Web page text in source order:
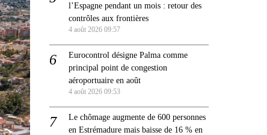
l’Espagne pendant un mois : retour des
contrôles aux frontières
4 août 2026 09:57
Eurocontrol désigne Palma comme
principal point de congestion
aéroportuaire en août
4 août 2026 09:53
Le chômage augmente de 600 personnes
en Estrémadure mais baisse de 16 % en